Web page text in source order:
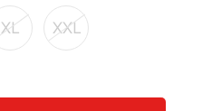
XL XXL